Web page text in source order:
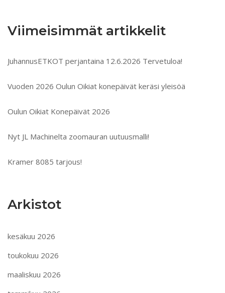
Viimeisimmät artikkelit
JuhannusETKOT perjantaina 12.6.2026 Tervetuloa!
Vuoden 2026 Oulun Oikiat konepäivät keräsi yleisöä
Oulun Oikiat Konepäivät 2026
Nyt JL Machinelta zoomauran uutuusmalli!
Kramer 8085 tarjous!
Arkistot
kesäkuu 2026
toukokuu 2026
maaliskuu 2026